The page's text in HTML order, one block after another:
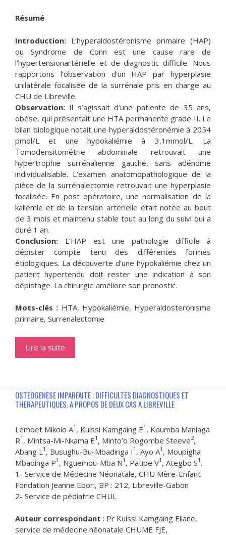
Résumé
Introduction: L’hyperaldostéronisme primaire (HAP)
ou Syndrome de Conn est une cause rare de
l’hypertensionartérielle et de diagnostic difficile. Nous
rapportons l’observation d’un HAP par hyperplasie
unilatérale focalisée de la surrénale pris en charge au
CHU de Libreville.
Observation: Il s’agissait d’une patiente de 35 ans,
obèse, qui présentait une HTA permanente grade II. Le
bilan biologique notait une hyperaldostéronémie à 2054
pmol/L et une hypokaliémie à 3,1mmol/L. La
Tomodensitométrie abdominale retrouvait une
hypertrophie surrénalienne gauche, sans adénome
individualisable. L’examen anatomopathologique de la
pièce de la surrénalectomie retrouvait une hyperplasie
focalisée. En post opératoire, une normalisation de la
kaliémie et de la tension artérielle était notée au bout
de 3 mois et maintenu stable tout au long du suivi qui a
duré 1 an.
Conclusion: L’HAP est une pathologie difficile à
dépister compte tenu des différentes formes
étiologiques. La découverte d’une hypokaliémie chez un
patient hypertendu doit rester une indication à son
dépistage. La chirurgie améliore son pronostic.
Mots-clés : HTA, Hypokaliémie, Hyperaldosteronisme
primaire, Surrenalectomie
Lire la suite
OSTEOGENESE IMPARFAITE : DIFFICULTES DIAGNOSTIQUES ET
THERAPEUTIQUES. A PROPOS DE DEUX CAS A LIBREVILLE
Lembet Mikolo A1 , Kuissi Kamgaing E1 , Koumba Maniaga
R1 , Mintsa-Mi-Nkama E1 , Minto’o Rogombe Steeve2,
Abang L 1 , Busughu-Bu-Mbadinga I 1 , Ayo A1 , Moupigha
Mbadinga P1 , Nguemou-Mba N1 , Patipe V1 , Ategbo S1 .
1- Service de Médecine Néonatale, CHU Mère-Enfant
Fondation Jeanne Ebori, BP : 212, Libreville-Gabon
2- Service de pédiatrie CHUL
Auteur correspondant : Pr Kuissi Kamgaing Eliane,
service de médecine néonatale CHUME FJE,